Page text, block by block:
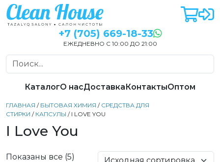
+7 (705) 669-18-33
ЕЖЕДНЕВНО С 10:00 ДО 21:00
КаталогО насДоставкаКонтактыОптом
ГЛАВНАЯ / БЫТОВАЯ ХИМИЯ / СРЕДСТВА ДЛЯ
СТИРКИ / КАПСУЛЫ / I LOVE YOU
I Love You
Показаны все (5)